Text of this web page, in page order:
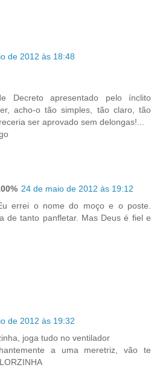
de 2012 às 18:48
Decreto apresentado pelo ínclito
acho-o tão simples, tão claro, tão
ser aprovado sem delongas!...
24 de maio de 2012 às 19:12
errei o nome do moço e o poste.
de tanto panfletar. Mas Deus é fiel e
de 2012 às 19:32
joga tudo no ventilador
a uma meretriz, vão te